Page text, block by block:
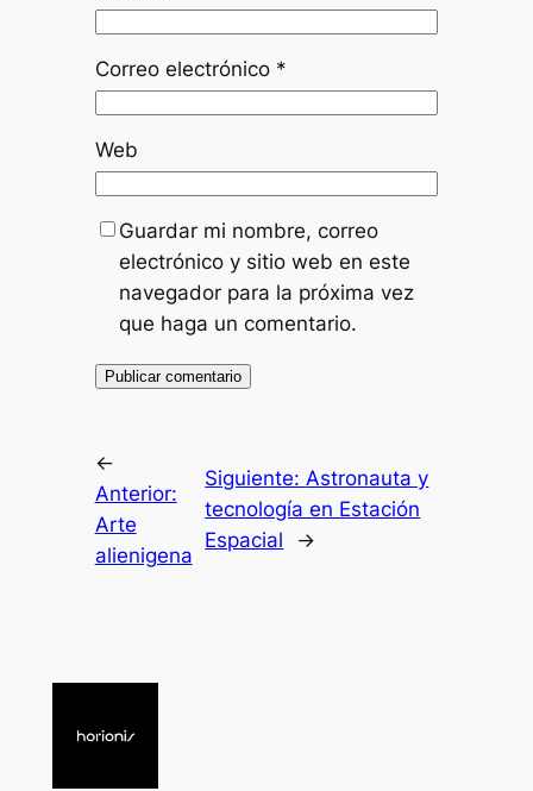
Correo electrónico *
Web
Guardar mi nombre, correo
electrónico y sitio web en este
navegador para la próxima vez
que haga un comentario.
←
Anterior:
Arte
alienigena
Siguiente:Astronauta y
tecnología en Estación
Espacial
→